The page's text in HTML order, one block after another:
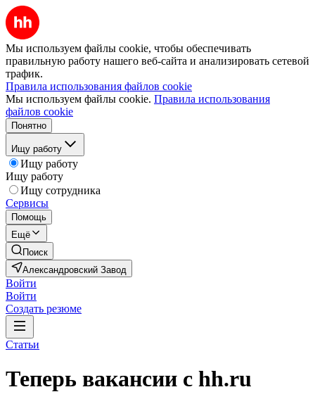
Мы используем файлы cookie, чтобы обеспечивать
правильную работу нашего веб-сайта и анализировать сетевой
трафик.
Правила использования файлов cookie
Мы используем файлы cookie. Правила использования
файлов cookie
Понятно
Ищу работу
Ищу работу
Ищу работу
Ищу сотрудника
Сервисы
Помощь
Ещё
Поиск
Александровский Завод
Войти
Войти
Создать резюме
Статьи
Теперь вакансии с hh.ru